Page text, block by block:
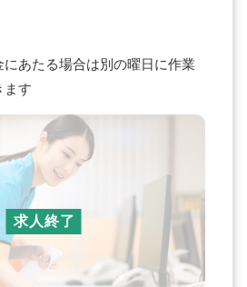
にあたる場合は別の曜日に作業
ます
求人終了